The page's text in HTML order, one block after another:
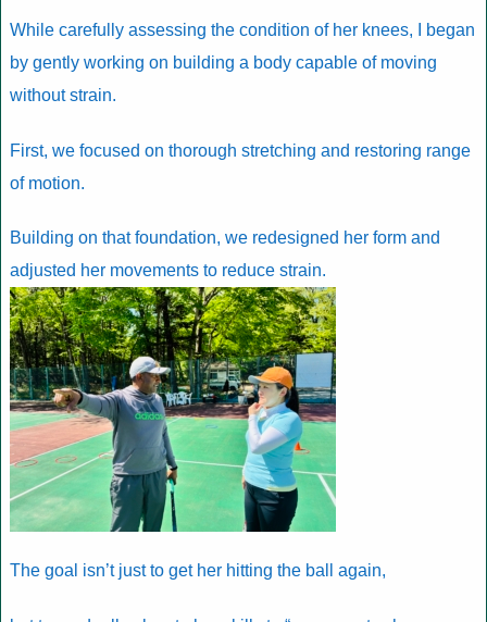
While carefully assessing the condition of her knees, I began
by gently working on building a body capable of moving
without strain.
First, we focused on thorough stretching and restoring range
of motion.
Building on that foundation, we redesigned her form and
adjusted her movements to reduce strain.
The goal isn’t just to get her hitting the ball again,